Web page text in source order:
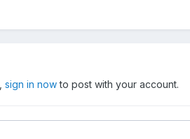
sign in nowto post with your account.